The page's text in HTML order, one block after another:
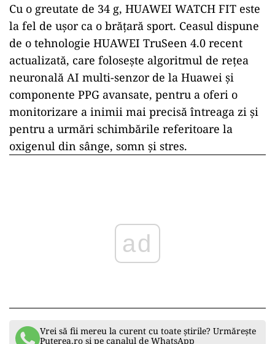
Cu o greutate de 34 g, HUAWEI WATCH FIT este
la fel de ușor ca o brățară sport. Ceasul dispune
de o tehnologie HUAWEI TruSeen 4.0 recent
actualizată, care folosește algoritmul de rețea
neuronală AI multi-senzor de la Huawei și
componente PPG avansate, pentru a oferi o
monitorizare a inimii mai precisă întreaga zi și
pentru a urmări schimbările referitoare la
oxigenul din sânge, somn și stres.
ad
Vrei să fii mereu la curent cu toate știrile? Urmărește
Puterea.ro și pe canalul de WhatsApp